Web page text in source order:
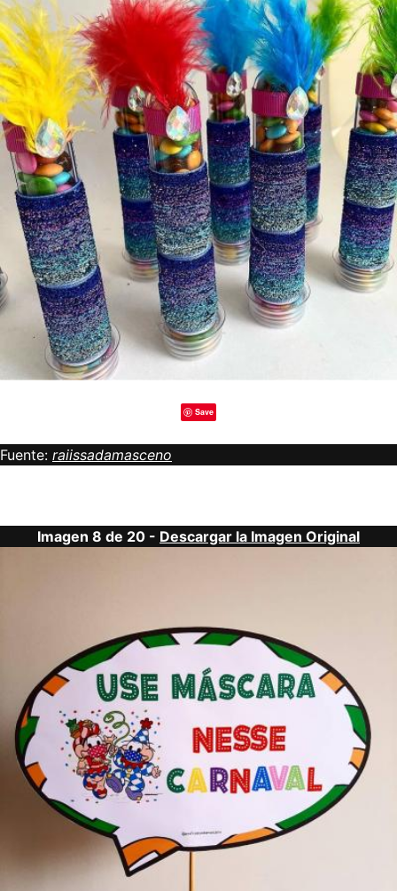
Save
Fuente: raiissadamasceno
Imagen 8 de 20 - Descargar la Imagen Original